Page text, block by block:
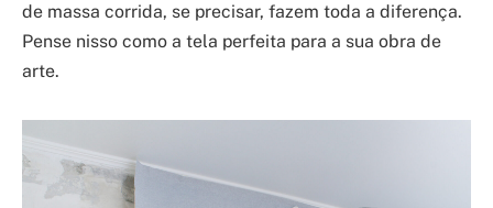
de massa corrida, se precisar, fazem toda a diferença.
Pense nisso como a tela perfeita para a sua obra de
arte.